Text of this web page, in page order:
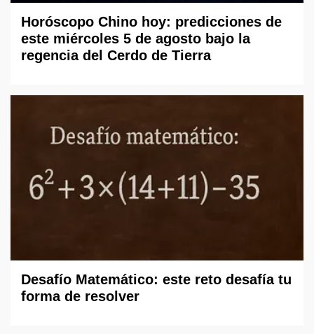
Horóscopo Chino hoy: predicciones de
este miércoles 5 de agosto bajo la
regencia del Cerdo de Tierra
Desafío Matemático: este reto desafía tu
forma de resolver